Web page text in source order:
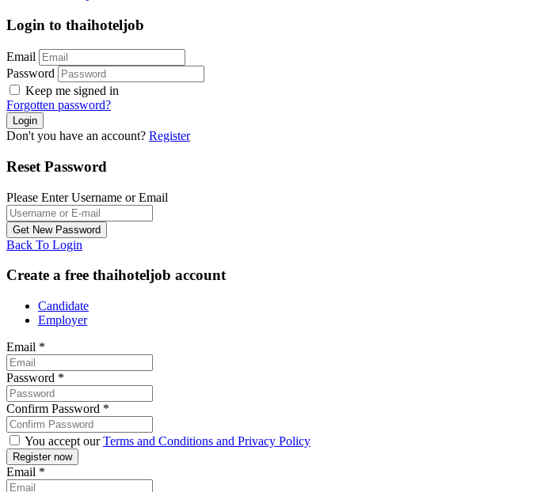
Login to thaihoteljob
Email
Password
Keep me signed in
Forgotten password?
Don't you have an account? Register
Reset Password
Please Enter Username or Email
Back To Login
Create a free thaihoteljob account
Candidate
Employer
Email *
Password *
Confirm Password *
You accept ourTerms and Conditions and Privacy Policy
Email *